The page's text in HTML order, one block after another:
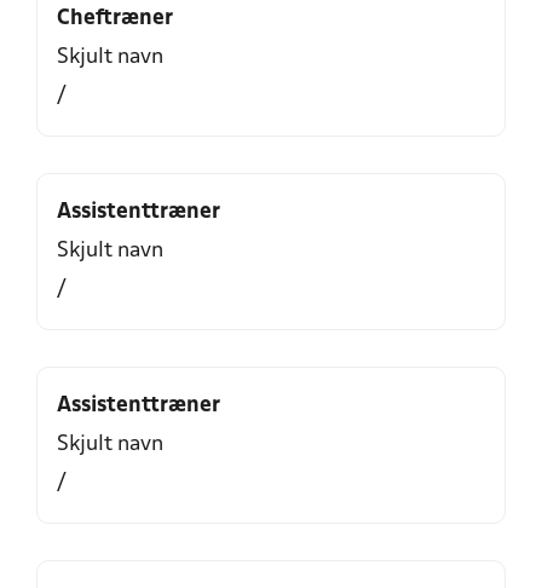
Cheftræner
Skjult navn
/
Assistenttræner
Skjult navn
/
Assistenttræner
Skjult navn
/